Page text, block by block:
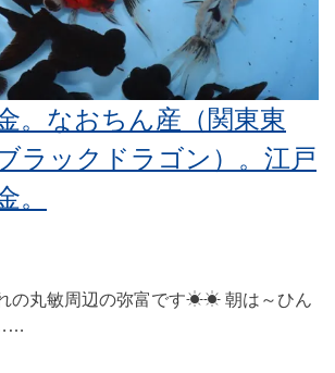
。なおちん産（関東東
ラックドラゴン）。江戸
。
丸敏周辺の弥富です☀☀ 朝は～ひん